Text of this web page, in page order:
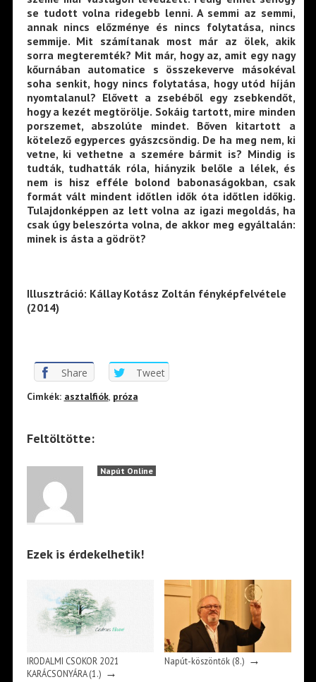
se tudott volna ridegebb lenni. A semmi az semmi,
annak nincs előzménye és nincs folytatása, nincs
semmije. Mit számítanak most már az ölek, akik
sorra megteremték? Mit már, hogy az, amit egy nagy
kőurnában automatice s összekeverve másokéval
soha senkit, hogy nincs folytatása, hogy utód híján
nyomtalanul? Elővett a zsebéből egy zsebkendőt,
hogy a kezét megtörölje. Sokáig tartott, mire minden
porszemet, abszolúte mindet. Bőven kitartott a
kötelező egyperces gyászcsöndig. De ha meg nem, ki
vetne, ki vethetne a szemére bármit is? Mindig is
tudták, tudhatták róla, hiányzik belőle a lélek, és
nem is hisz efféle bolond babonaságokban, csak
formát vált mindent időtlen idők óta időtlen időkig.
Tulajdonképpen az lett volna az igazi megoldás, ha
csak úgy beleszórta volna, de akkor meg egyáltalán:
minek is ásta a gödröt?
Illusztráció: Kállay Kotász Zoltán fényképfelvétele
(2014)
Share Tweet
Cimkék: asztalfiók, próza
Feltöltötte:
Napút Online
Ezek is érdekelhetik!
IRODALMI CSOKOR 2021
KARÁCSONYÁRA (1.) →
Napút-köszöntők (8.) →